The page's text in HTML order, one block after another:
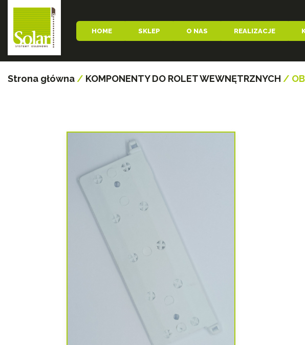
HOME SKLEP O NAS REALIZACJE
Strona główna / KOMPONENTY DO ROLET WEWNĘTRZNYCH /